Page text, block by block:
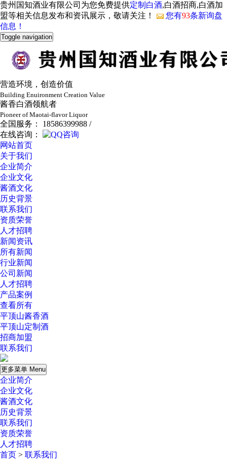
贵州国知酒业有限公司为您免费提供定制白酒,白酒招商,白酒加
盟等相关信息发布和资讯展示，敬请关注！
您有93条新询盘
信息！
Toggle navigation
营造环境，创造价值
Building Enuironment Creation Value
酱香白酒领航者
Pioneer of Maotai-flavor Liquor
全国服务： 18586399988 /
在线咨询：
网站首页
关于我们
企业简介
企业文化
酱酒文化
历史背景
联系我们
资质荣誉
人才招聘
新闻资讯
所有新闻
行业新闻
公司新闻
人才招聘
产品案例
查看所有
平顶山酱香酒
平顶山定制酒
招商加盟
联系我们
更多菜单 Menu
企业简介
企业文化
酱酒文化
历史背景
联系我们
资质荣誉
人才招聘
首页 > 联系我们